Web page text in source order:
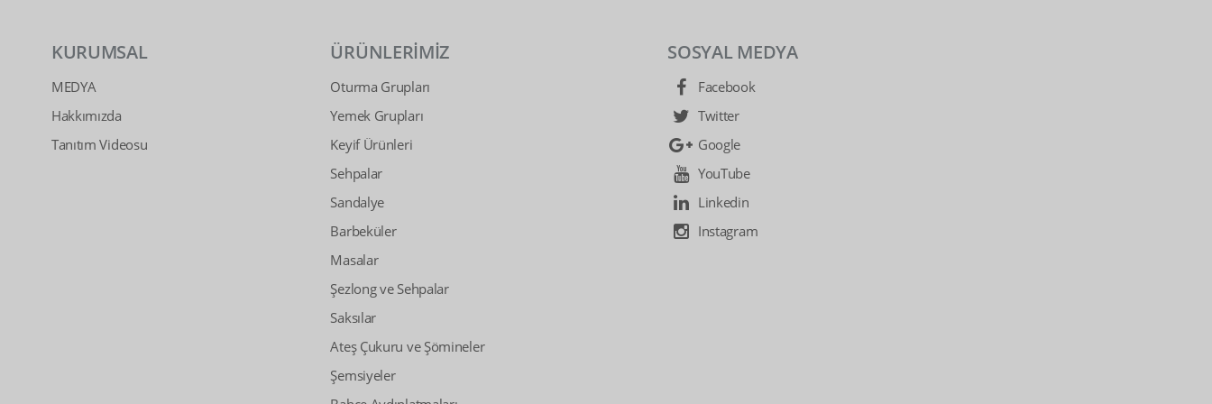
KURUMSAL
MEDYA
Hakkımızda
Tanıtım Videosu
ÜRÜNLERİMİZ
Oturma Grupları
Yemek Grupları
Keyif Ürünleri
Sehpalar
Sandalye
Barbeküler
Masalar
Şezlong ve Sehpalar
Saksılar
Ateş Çukuru ve Şömineler
Şemsiyeler
SOSYAL MEDYA
Facebook
Twitter
Google
YouTube
Linkedin
Instagram